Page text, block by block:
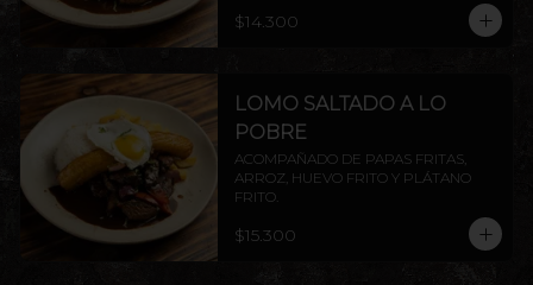
$14.300
LOMO SALTADO A LO
POBRE
ACOMPAÑADO DE PAPAS FRITAS,
ARROZ, HUEVO FRITO Y PLÁTANO
FRITO.
$15.300